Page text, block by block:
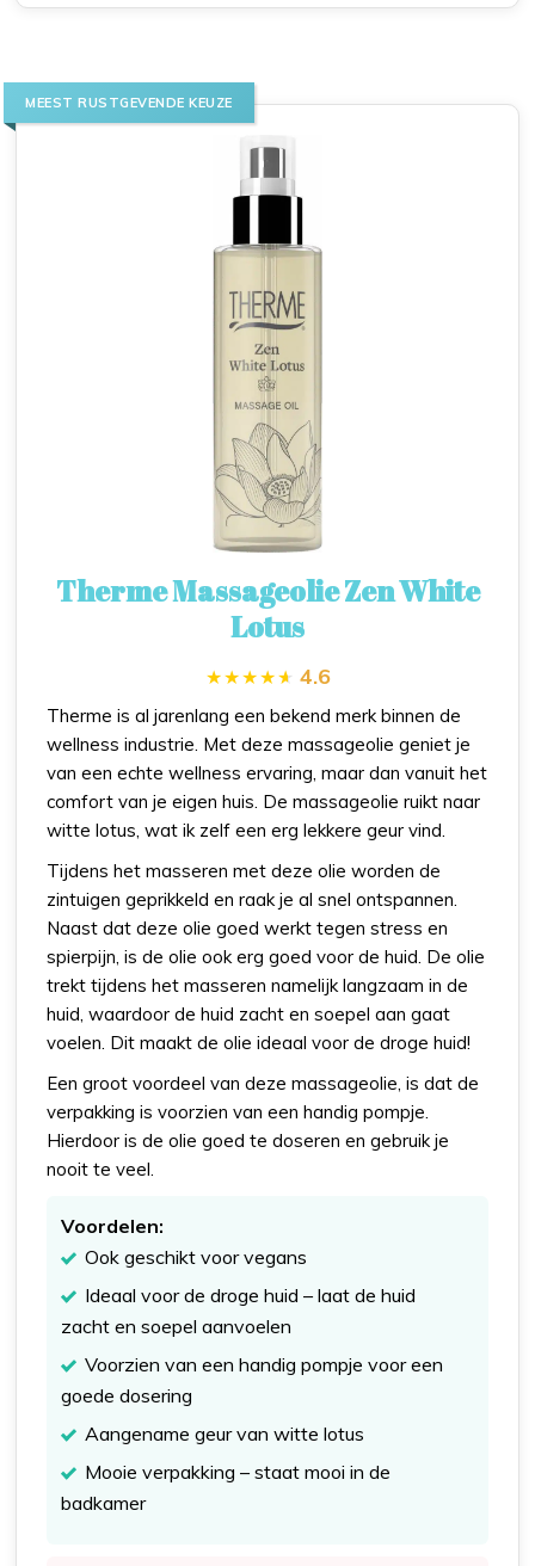
MEEST RUSTGEVENDE KEUZE
Therme Massageolie Zen White
Lotus
4.6
Therme is al jarenlang een bekend merk binnen de
wellness industrie. Met deze massageolie geniet je
van een echte wellness ervaring, maar dan vanuit het
comfort van je eigen huis. De massageolie ruikt naar
witte lotus, wat ik zelf een erg lekkere geur vind.
Tijdens het masseren met deze olie worden de
zintuigen geprikkeld en raak je al snel ontspannen.
Naast dat deze olie goed werkt tegen stress en
spierpijn, is de olie ook erg goed voor de huid. De olie
trekt tijdens het masseren namelijk langzaam in de
huid, waardoor de huid zacht en soepel aan gaat
voelen. Dit maakt de olie ideaal voor de droge huid!
Een groot voordeel van deze massageolie, is dat de
verpakking is voorzien van een handig pompje.
Hierdoor is de olie goed te doseren en gebruik je
nooit te veel.
Voordelen:
Ook geschikt voor vegans
Ideaal voor de droge huid – laat de huid
zacht en soepel aanvoelen
Voorzien van een handig pompje voor een
goede dosering
Aangename geur van witte lotus
Mooie verpakking – staat mooi in de
badkamer